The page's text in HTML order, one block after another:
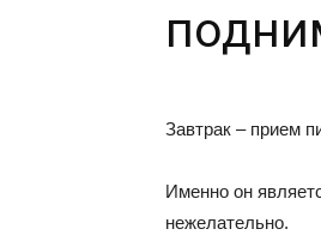
Завтрак – прием
Именно он
нежелательно.